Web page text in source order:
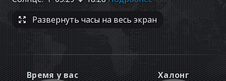
Развернуть часы на весь экран
Время у вас Халонг